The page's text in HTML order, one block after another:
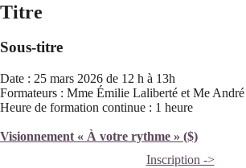
Titre
Sous-titre
Date : 25 mars 2026 de 12 h à 13h
Formateurs : Mme Émilie Laliberté et Me
Heure de formation continue : 1 heure
Visionnement « À votre rythme » ($)
Inscription ->